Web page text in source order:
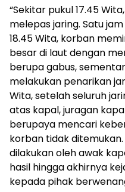
“Sekitar pukul 17.45
melepas jaring. Satu
18.45 Wita, korban
besar di laut dengan
berupa gabus,
melakukan penarikan
Wita, setelah seluruh
atas kapal, juragan
berupaya mencari
korban tidak
dilakukan oleh awak
hasil hingga akhirnya
kepada pihak